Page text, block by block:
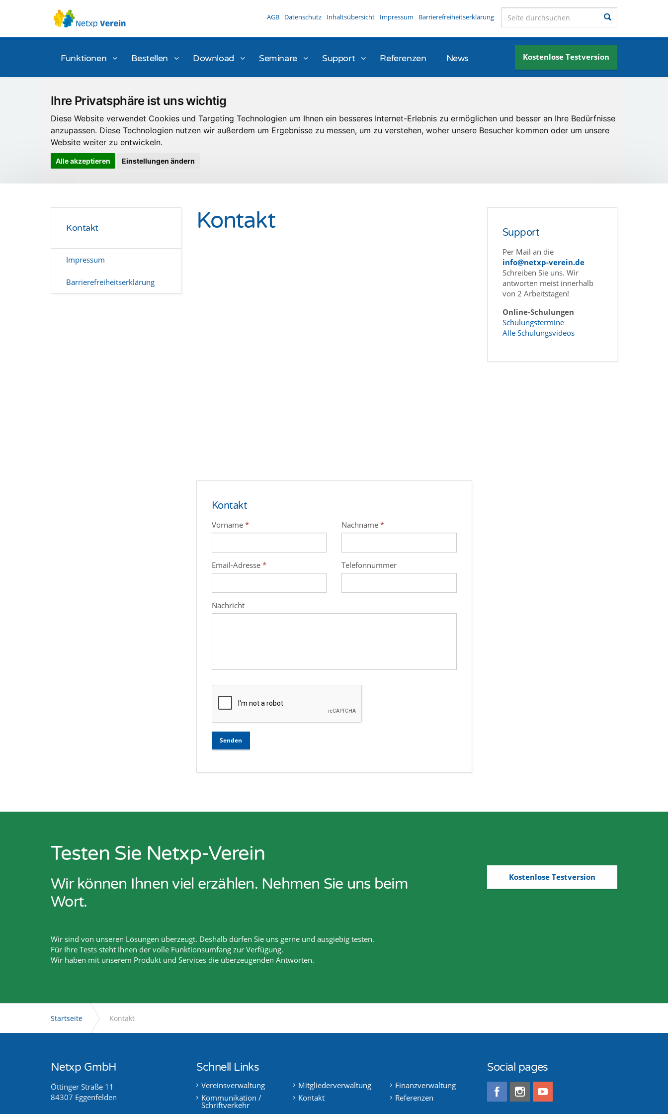
Ihre Privatsphäre ist uns wichtig
Diese Website verwendet Cookies und Targeting Technologien um Ihnen ein besseres Internet-Erlebnis zu ermöglichen und besser an Ihre Bedürfnisse
anzupassen. Diese Technologien nutzen wir außerdem um Ergebnisse zu messen, um zu verstehen, woher unsere Besucher kommen oder um unsere
Website weiter zu entwickeln.
Alle akzeptieren Einstellungen ändern
Kostenlose Testversion
Funktionen Bestellen Download Seminare Support Referenzen News
Suchen
AGB Datenschutz Inhaltsübersicht Impressum Barrierefreiheitserklärung
Kontakt
Kontakt
Vorname * Nachname *
Email-Adresse * Telefonnummer
Nachricht
Senden
Kontakt
Impressum
Barrierefreiheitserklärung
Support
Per Mail an die
info@netxp-verein.de
Schreiben Sie uns. Wir
antworten meist innerhalb
von 2 Arbeitstagen!
Online-Schulungen
Schulungstermine
Alle Schulungsvideos
Testen Sie Netxp-Verein
Wir können Ihnen viel erzählen. Nehmen Sie uns beim
Wort.
Wir sind von unseren Lösungen überzeugt. Deshalb dürfen Sie uns gerne und ausgiebig testen.
Für Ihre Tests steht Ihnen der volle Funktionsumfang zur Verfügung.
Wir haben mit unserem Produkt und Services die überzeugenden Antworten.
Kostenlose Testversion
Startseite Kontakt
Netxp GmbH
Öttinger Straße 11
84307 Eggenfelden
Schnell Links
Vereinsverwaltung Mitgliederverwaltung
Finanzverwaltung
Kommunikation /
Schriftverkehr
Kontakt Referenzen
Social pages